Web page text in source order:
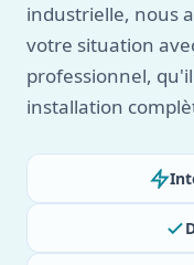
industrielle, nous
votre situation
professionnel,
installation